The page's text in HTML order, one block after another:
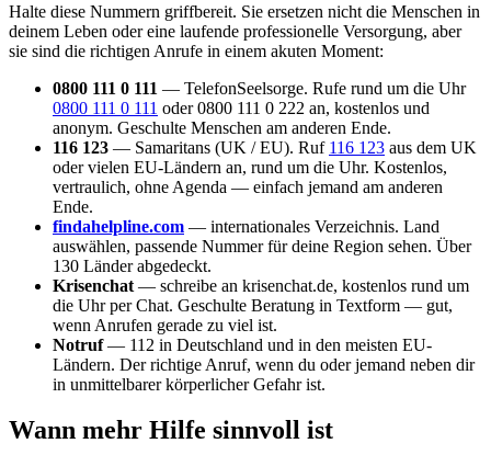
Halte diese Nummern griffbereit. Sie ersetzen nicht die Menschen in
deinem Leben oder eine laufende professionelle Versorgung, aber
sie sind die richtigen Anrufe in einem akuten Moment:
0800 111 0 111 — TelefonSeelsorge. Rufe rund um die Uhr
0800 111 0 111 oder 0800 111 0 222 an, kostenlos und
anonym. Geschulte Menschen am anderen Ende.
116 123 — Samaritans (UK / EU). Ruf 116 123 aus dem UK
oder vielen EU-Ländern an, rund um die Uhr. Kostenlos,
vertraulich, ohne Agenda — einfach jemand am anderen
Ende.
findahelpline.com — internationales Verzeichnis. Land
auswählen, passende Nummer für deine Region sehen. Über
130 Länder abgedeckt.
Krisenchat — schreibe an krisenchat.de, kostenlos rund um
die Uhr per Chat. Geschulte Beratung in Textform — gut,
wenn Anrufen gerade zu viel ist.
Notruf— 112 in Deutschland und in den meisten EU-
Ländern. Der richtige Anruf, wenn du oder jemand neben dir
in unmittelbarer körperlicher Gefahr ist.
Wann mehr Hilfe sinnvoll ist